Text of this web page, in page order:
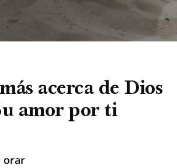
acerca de Dios
amor por ti
orar